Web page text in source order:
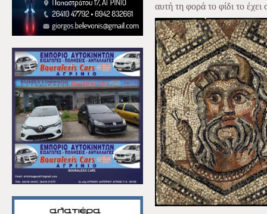
αυτή τη φορά το φίδι το έχει